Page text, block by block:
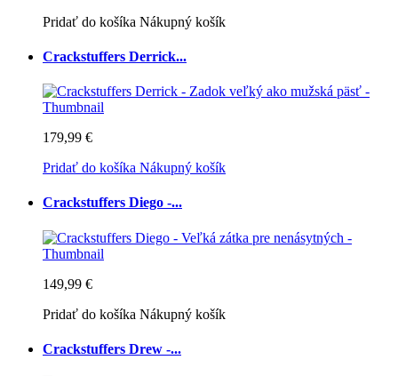
Pridať do košíka Nákupný košík
Crackstuffers Derrick...
179,99 €
Pridať do košíka Nákupný košík
Crackstuffers Diego -...
149,99 €
Pridať do košíka Nákupný košík
Crackstuffers Drew -...